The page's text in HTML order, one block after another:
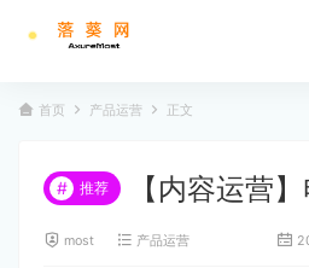
首页 产品运营 正文
# 推荐 【内容运营
most 产品运营